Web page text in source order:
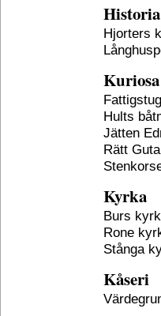
Historia
Hjorters
Kuriosa
Hults
Jätten
Rätt
Kyrka
Burs
Rone
Stånga
Kåseri